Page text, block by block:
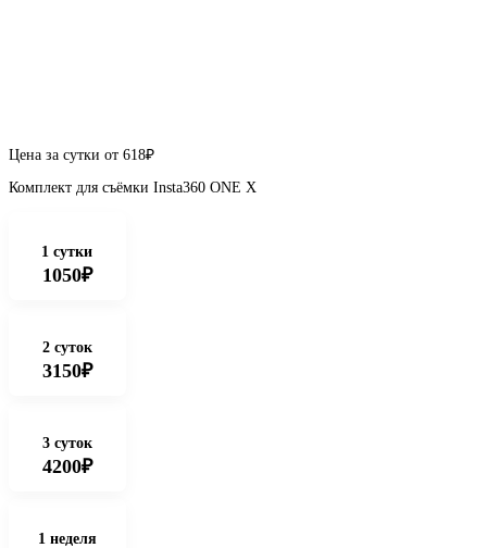
Цена за сутки от 618₽
Комплект для съёмки Insta360 ONE X
1 сутки
1050₽
2 суток
3150₽
3 суток
4200₽
1 неделя